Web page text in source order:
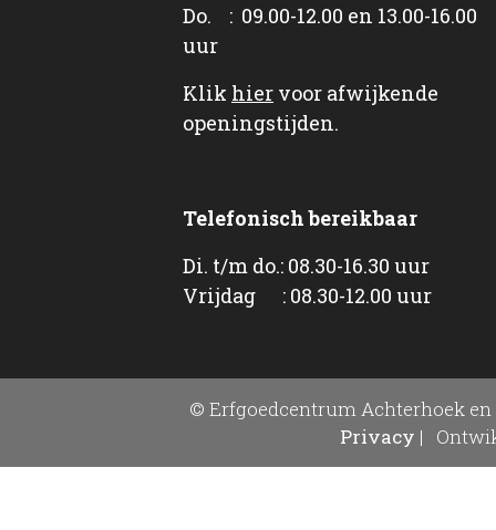
Do. : 09.00-12.00 en 13.00-16.00
uur
Klik hier voor afwijkende
openingstijden.
Telefonisch bereikbaar
Di. t/m do.: 08.30-16.30 uur
Vrijdag : 08.30-12.00 uur
© Erfgoedcentrum Achterhoek en
Privacy |